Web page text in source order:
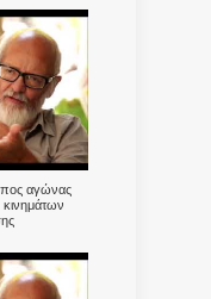
αγώνας
κινημάτων